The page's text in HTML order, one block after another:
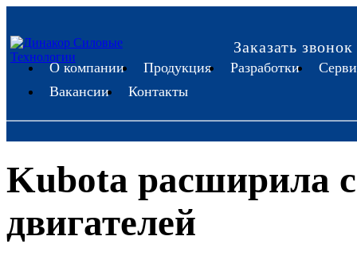
Заказать звонок
О компании Продукция Разработки
Вакансии
Контакты
Kubota расширила
двигателей